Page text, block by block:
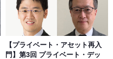
【プライベート・アセット再入
門】第3回 プライベート・デッ